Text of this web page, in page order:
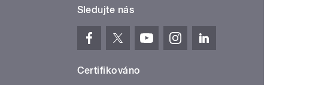
Sledujte nás
Certifikováno